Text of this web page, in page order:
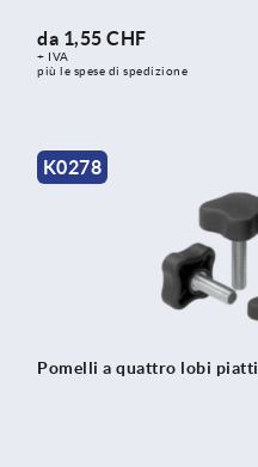
da 1,55 CHF
+ IVA
più le spese di spedizione
K0278
Pomelli a quattro lobi piatti